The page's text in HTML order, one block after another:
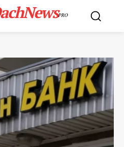
PRO